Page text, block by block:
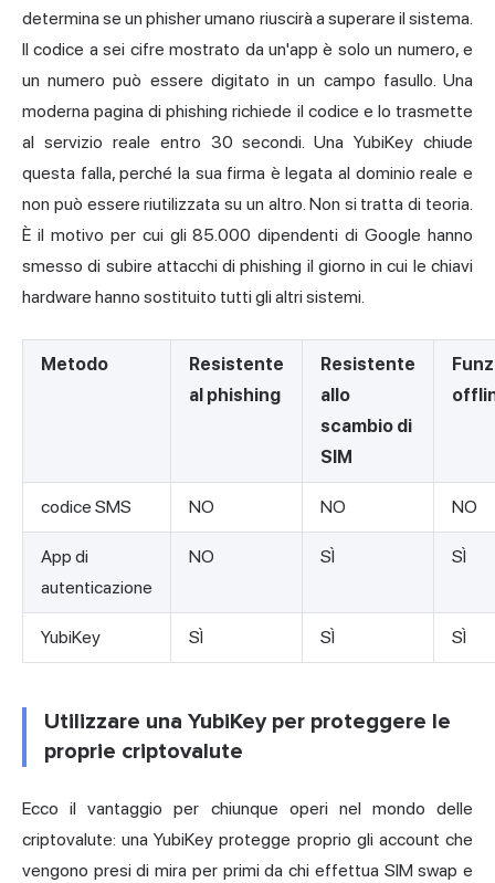
determina se un phisher umano riuscirà a superare il sistema.
Il codice a sei cifre mostrato da un'app è solo un numero, e
un numero può essere digitato in un campo fasullo. Una
moderna pagina di phishing richiede il codice e lo trasmette
al servizio reale entro 30 secondi. Una YubiKey chiude
questa falla, perché la sua firma è legata al dominio reale e
non può essere riutilizzata su un altro. Non si tratta di teoria.
È il motivo per cui gli 85.000 dipendenti di Google hanno
smesso di subire attacchi di phishing il giorno in cui le chiavi
hardware hanno sostituito tutti gli altri sistemi.
Metodo
Resistente
al phishing
Resistente
allo
scambio di
SIM
codice SMS NO NO NO
App di
autenticazione
NO SÌ SÌ
YubiKey SÌ SÌ SÌ
Utilizzare una YubiKey per proteggere le
proprie criptovalute
Ecco il vantaggio per chiunque operi nel mondo delle
criptovalute: una YubiKey protegge proprio gli account che
vengono presi di mira per primi da chi effettua SIM swap e